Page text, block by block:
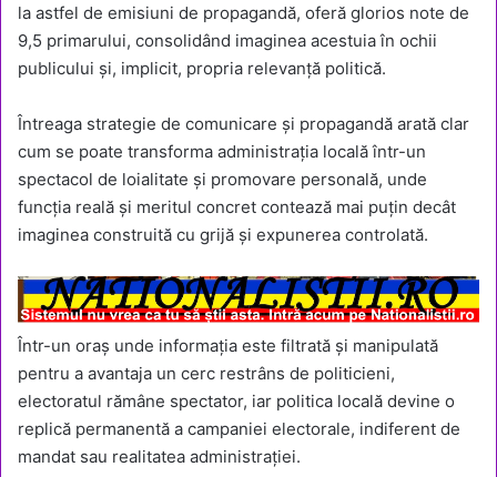
la astfel de emisiuni de propagandă, oferă glorios note de
9,5 primarului, consolidând imaginea acestuia în ochii
publicului și, implicit, propria relevanță politică.
Întreaga strategie de comunicare și propagandă arată clar
cum se poate transforma administrația locală într-un
spectacol de loialitate și promovare personală, unde
funcția reală și meritul concret contează mai puțin decât
imaginea construită cu grijă și expunerea controlată.
Într-un oraș unde informația este filtrată și manipulată
pentru a avantaja un cerc restrâns de politicieni,
electoratul rămâne spectator, iar politica locală devine o
replică permanentă a campaniei electorale, indiferent de
mandat sau realitatea administrației.